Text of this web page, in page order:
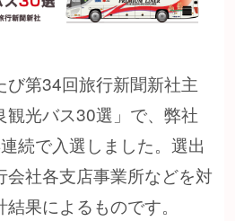
び第34回旅行新聞新社主
観光バス30選」で、弊社
続で入選しました。選出
会社各支店事業所などを対
果によるものです。